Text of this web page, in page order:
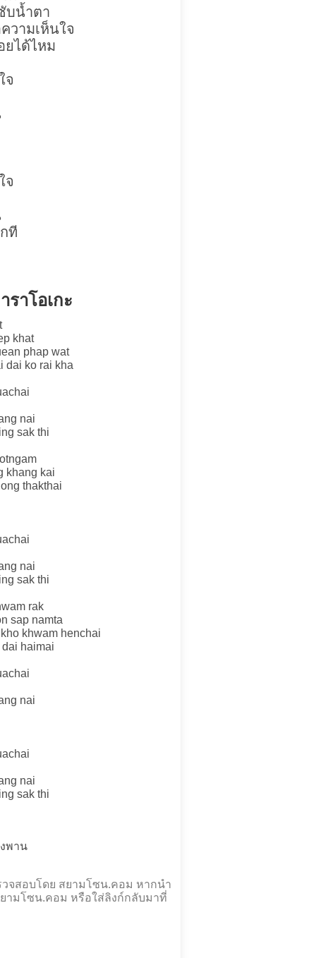
บน้ำตา
วามเห็นใจ
ได้ไหม
จ
จ
ที
ราโอเกะ
khat
phap wat
dai ko rai kha
nai
sak thi
khang kai
thakthai
nai
sak thi
rak
sap namta
khwam henchai
haimai
nai
nai
sak thi
พาน
วจสอบโดย สยามโซน.คอม หากนำ
ามโซน.คอม หรือใส่ลิงก์กลับมาที่